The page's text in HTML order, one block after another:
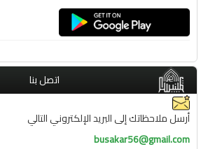
اتصل بنا
أرسل ملاحظاتك إلى البريد الإلكتروني التالي
busakar56@gmail.com